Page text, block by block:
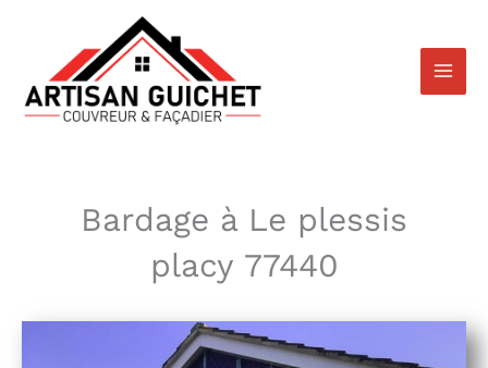
contenu
Bardage à Le plessis
placy 77440